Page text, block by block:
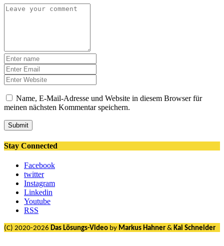
Name, E-Mail-Adresse und Website in diesem Browser für
meinen nächsten Kommentar speichern.
Submit
Stay Connected
Facebook
twitter
Instagram
Linkedin
Youtube
RSS
(C) 2020-2026 Das Lösungs-Video by Markus Hahner & Kai Schneider